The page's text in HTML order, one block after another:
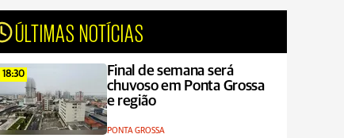
ÚLTIMAS NOTÍCIAS
18:30
Final de semana será
chuvoso em Ponta Grossa
e região
PONTA GROSSA